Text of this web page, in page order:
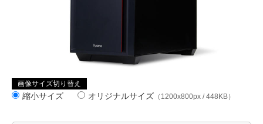
画像サイズ切り替え
縮小サイズ オリジナルサイズ （1200x800px / 448KB）